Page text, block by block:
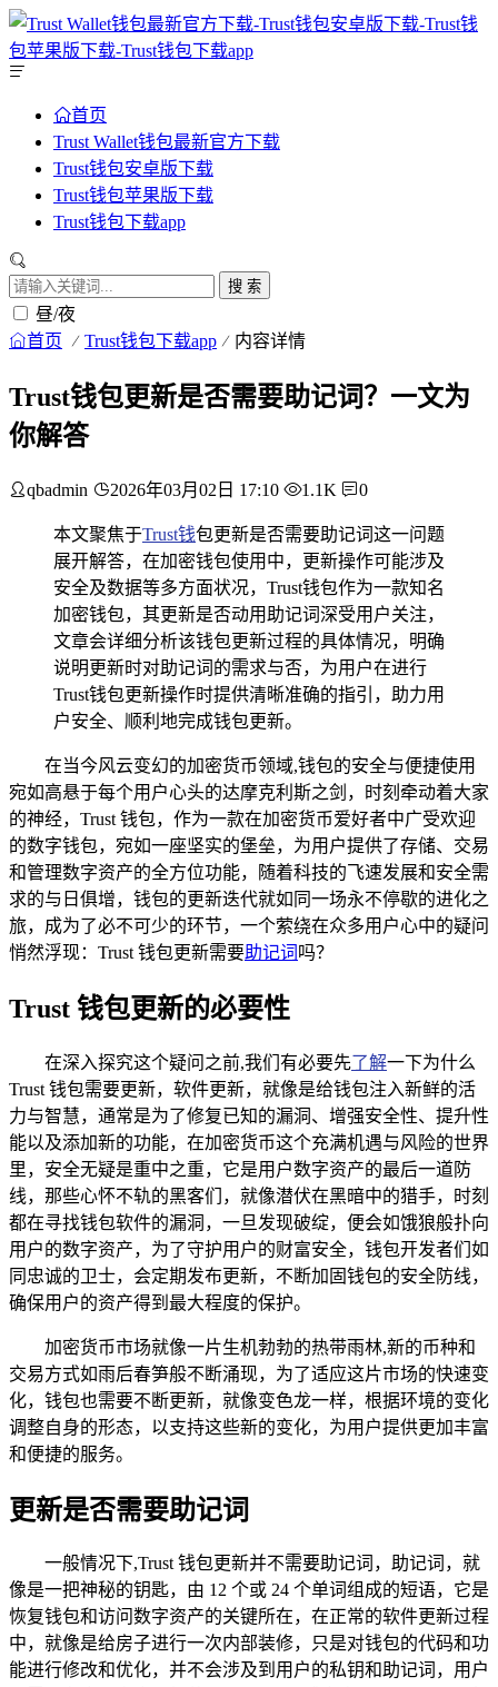
首页
Trust Wallet钱包最新官方下载
Trust钱包安卓版下载
Trust钱包苹果版下载
Trust钱包下载app
搜 索
昼/夜
首页 Trust钱包下载app 内容详情
Trust钱包更新是否需要助记词？一文为
你解答
qbadmin 2026年03月02日 17:10 1.1K 0
本文聚焦于Trust钱包更新是否需要助记词这一问题
展开解答，在加密钱包使用中，更新操作可能涉及
安全及数据等多方面状况，Trust钱包作为一款知名
加密钱包，其更新是否动用助记词深受用户关注，
文章会详细分析该钱包更新过程的具体情况，明确
说明更新时对助记词的需求与否，为用户在进行
Trust钱包更新操作时提供清晰准确的指引，助力用
户安全、顺利地完成钱包更新。
在当今风云变幻的加密货币领域,钱包的安全与便捷使用
宛如高悬于每个用户心头的达摩克利斯之剑，时刻牵动着大家
的神经，Trust 钱包，作为一款在加密货币爱好者中广受欢迎
的数字钱包，宛如一座坚实的堡垒，为用户提供了存储、交易
和管理数字资产的全方位功能，随着科技的飞速发展和安全需
求的与日俱增，钱包的更新迭代就如同一场永不停歇的进化之
旅，成为了必不可少的环节，一个萦绕在众多用户心中的疑问
悄然浮现：Trust 钱包更新需要助记词 吗？
Trust 钱包更新的必要性
在深入探究这个疑问之前,我们有必要先了解一下为什么
Trust 钱包需要更新，软件更新，就像是给钱包注入新鲜的活
力与智慧，通常是为了修复已知的漏洞、增强安全性、提升性
能以及添加新的功能，在加密货币这个充满机遇与风险的世界
里，安全无疑是重中之重，它是用户数字资产的最后一道防
线，那些心怀不轨的黑客们，就像潜伏在黑暗中的猎手，时刻
都在寻找钱包软件的漏洞，一旦发现破绽，便会如饿狼般扑向
用户的数字资产，为了守护用户的财富安全，钱包开发者们如
同忠诚的卫士，会定期发布更新，不断加固钱包的安全防线，
确保用户的资产得到最大程度的保护。
加密货币市场就像一片生机勃勃的热带雨林,新的币种和
交易方式如雨后春笋般不断涌现，为了适应这片市场的快速变
化，钱包也需要不断更新，就像变色龙一样，根据环境的变化
调整自身的形态，以支持这些新的变化，为用户提供更加丰富
和便捷的服务。
更新是否需要助记词
一般情况下,Trust 钱包更新并不需要助记词，助记词，就
像是一把神秘的钥匙，由 12 个或 24 个单词组成的短语，它是
恢复钱包和访问数字资产的关键所在，在正常的软件更新过程
中，就像是给房子进行一次内部装修，只是对钱包的代码和功
能进行修改和优化，并不会涉及到用户的私钥和助记词，用户